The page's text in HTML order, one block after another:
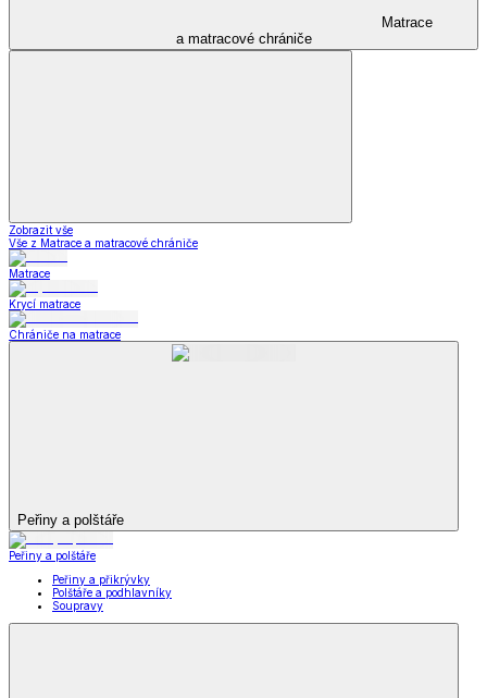
Matrace
a matracové chrániče
Zobrazit vše
Vše z Matrace a matracové chrániče
Matrace
Krycí matrace
Chrániče na matrace
Peřiny a polštáře
Peřiny a polštáře
Peřiny a přikrývky
Polštáře a podhlavníky
Soupravy